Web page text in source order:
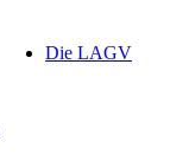
Die LAGV